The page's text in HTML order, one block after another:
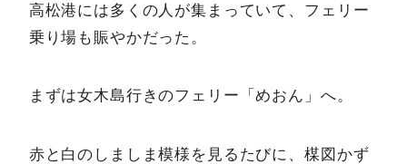
高松港には多くの人が集まっていて、フェリー
乗り場も賑やかだった。
まずは女木島行きのフェリー「めおん」へ。
赤と白のしましま模様を見るたびに、楳図かず